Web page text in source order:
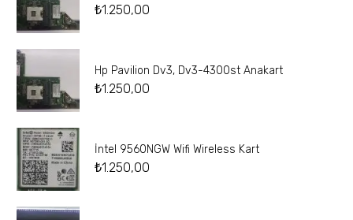
₺1.250,00
Hp Pavilion Dv3, Dv3-4300st Anakart
₺1.250,00
İntel 9560NGW Wifi Wireless Kart
₺1.250,00